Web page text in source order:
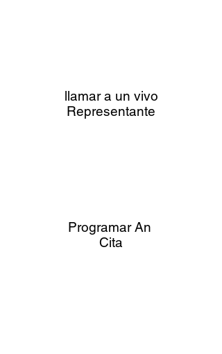
llamar a un vivo
Representante
Programar An
Cita